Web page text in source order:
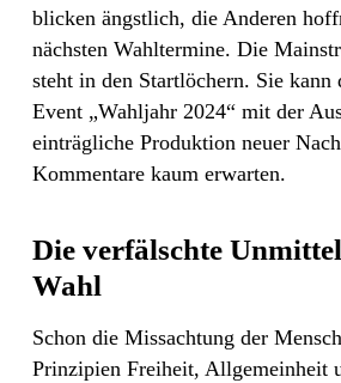
blicken ängstlich, die Anderen
nächsten Wahltermine. Die
steht in den Startlöchern. Sie kann
Event „Wahljahr 2024“ mit der
einträgliche Produktion neuer
Kommentare kaum erwarten.
Die verfälschte
Wahl
Schon die Missachtung der
Prinzipien Freiheit, Allgemeinheit